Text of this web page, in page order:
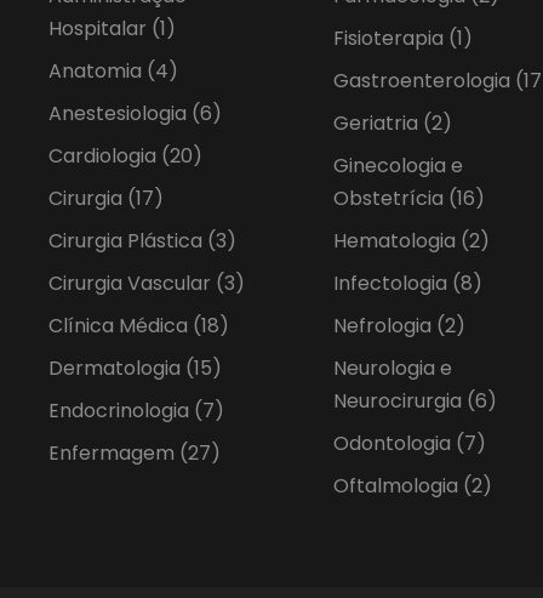
Hospitalar (1)
Anatomia (4)
Anestesiologia (6)
Cardiologia (20)
Cirurgia (17)
Cirurgia Plástica (3)
Cirurgia Vascular (3)
Clínica Médica (18)
Dermatologia (15)
Endocrinologia (7)
Enfermagem (27)
Fisioterapia (1)
Gastroenterologia
Geriatria (2)
Ginecologia e
Obstetrícia (16)
Hematologia (2)
Infectologia (8)
Nefrologia (2)
Neurologia e
Neurocirurgia (6)
Odontologia (7)
Oftalmologia (2)